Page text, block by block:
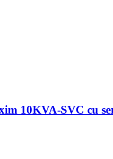
10KVA-SVC cu